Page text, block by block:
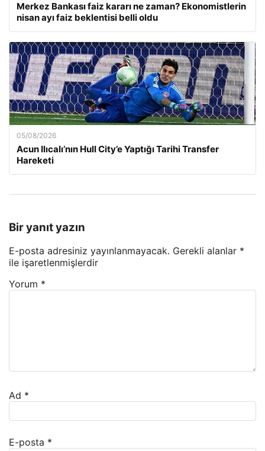
Merkez Bankası faiz kararı ne zaman? Ekonomistlerin
nisan ayı faiz beklentisi belli oldu
05/08/2026
Acun Ilıcalı’nın Hull City’e Yaptığı Tarihi Transfer
Hareketi
Bir yanıt yazın
E-posta adresiniz yayınlanmayacak. Gerekli alanlar *
ile işaretlenmişlerdir
Yorum *
Ad *
E-posta *